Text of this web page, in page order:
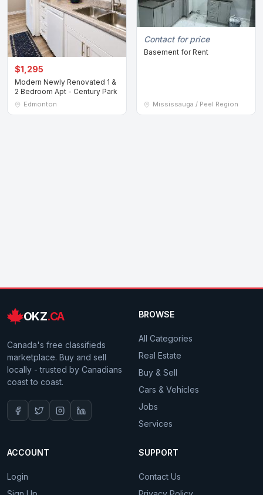
$1,295
Modern Newly Renovated 1 &
2 Bedroom Apt - Century Park
Edmonton
Contact for price
Basement for Rent
Mississauga / Peel Region
OKZ.CA
Canada's free classifieds
marketplace. Buy and sell
locally - trusted by Canadians
coast to coast.
BROWSE
All Categories
Real Estate
Buy & Sell
Cars & Vehicles
Jobs
Services
ACCOUNT
Login
SUPPORT
Contact Us